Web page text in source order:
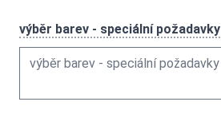
výběr barev - speciální požadavky